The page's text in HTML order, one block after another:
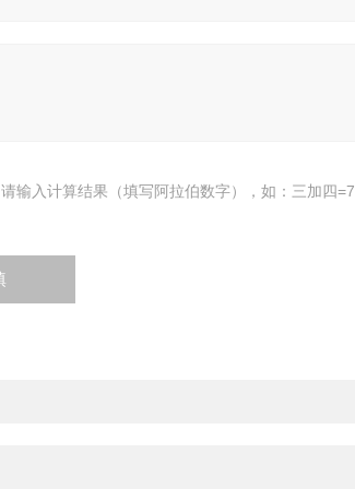
请输入计算结果（填写阿拉伯数字），如：三加四=7